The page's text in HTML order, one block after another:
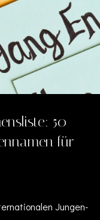
50
für
Jungen-